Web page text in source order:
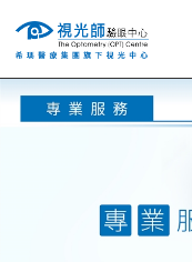
老
花
漸